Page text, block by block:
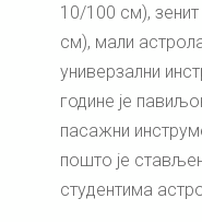
10/100 см),
см), мали
универзални
године је
пасажни
пошто је
студентима